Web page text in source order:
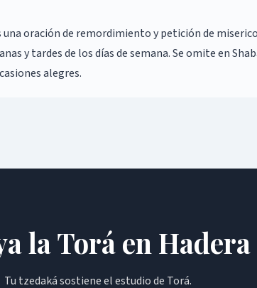
y tardes de los días de semana. Se omite en
alegres.
la Torá en Hadera
Tu tzedaká sostiene el estudio de Torá.